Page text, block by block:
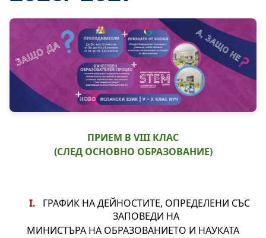
ПРИЕМ В VIII КЛАС
(СЛЕД ОСНОВНО ОБРАЗОВАНИЕ)
ГРАФИК НА ДЕЙНОСТИТЕ, ОПРЕДЕЛЕНИ СЪС
ЗАПОВЕДИ НА
МИНИСТЪРА НА ОБРАЗОВАНИЕТО И НАУКАТА